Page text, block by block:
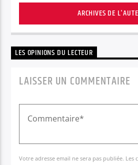
ARCHIVES DE
LES OPINIONS DU LECTEUR
LAISSER UN COMMENTAIRE
Votre adresse email ne sera pas publiée.